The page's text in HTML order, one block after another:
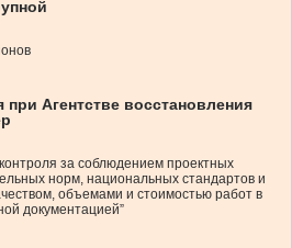
при Агентстве восстановления
за соблюдением проектных
норм, национальных стандартов и
объемами и стоимостью работ в
документацией”